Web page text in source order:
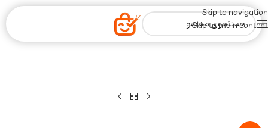
Skip to navigation
Skip to main content